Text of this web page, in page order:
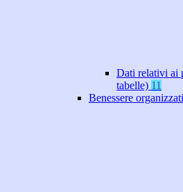
Dati relativi ai
tabelle) 11
Benessere